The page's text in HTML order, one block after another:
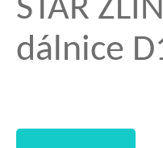
STAR
dálnice